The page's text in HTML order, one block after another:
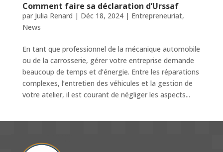
Comment faire sa déclaration d’Urssaf
par Julia Renard | Déc 18, 2024| Entrepreneuriat,
News
En tant que professionnel de la mécanique automobile
ou de la carrosserie, gérer votre entreprise demande
beaucoup de temps et d’énergie. Entre les réparations
complexes, l’entretien des véhicules et la gestion de
votre atelier, il est courant de négliger les aspects...